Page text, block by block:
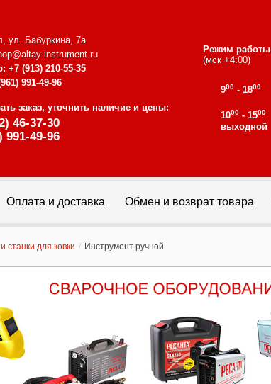
ул. Бабуркина, 7а
instrument.ru
+7 (913) 210-55-35
991-49-96
заказ, уточнить наличие и цены:
46-37-30
991-49-96
Режим работы
(мск +4:00)
900 - 1800
1000 - 1500
выходной
Оплата и доставка Обмен и возврат товара
станки для ковки / Инструмент ручной